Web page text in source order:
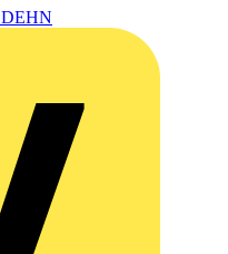
DEHN